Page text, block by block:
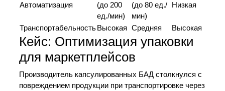
Автоматизация
(до 200
ед./мин)
(до 80 ед./
мин)
Низкая
Транспортабельность Высокая Средняя Высокая
Кейс: Оптимизация упаковки
для маркетплейсов
Производитель капсулированных БАД столкнулся с
повреждением продукции при транспортировке через